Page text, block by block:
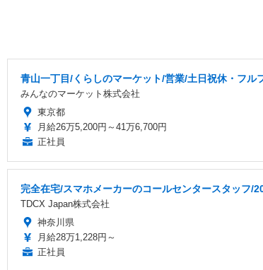
青山一丁目/くらしのマーケット/営業/土日祝休・フル
みんなのマーケット株式会社
東京都
月給26万5,200円～41万6,700円
正社員
完全在宅/スマホメーカーのコールセンタースタッフ/
TDCX Japan株式会社
神奈川県
月給28万1,228円～
正社員